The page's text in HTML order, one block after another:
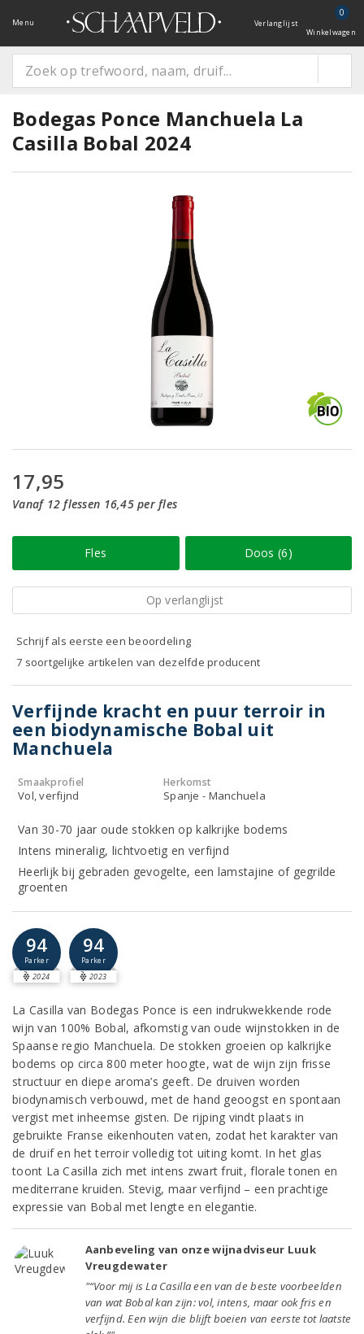
Menu Verlanglijst
0
Winkelwagen
Bodegas Ponce Manchuela La
Casilla Bobal 2024
17,95
Vanaf 12 flessen 16,45 per fles
Fles Doos (6)
Op verlanglijst
Schrijf als eerste een beoordeling
7 soortgelijke artikelen van dezelfde producent
Verfijnde kracht en puur terroir in
een biodynamische Bobal uit
Manchuela
Smaakprofiel
Vol, verfijnd
Herkomst
Spanje - Manchuela
Van 30-70 jaar oude stokken op kalkrijke bodems
Intens mineralig, lichtvoetig en verfijnd
Heerlijk bij gebraden gevogelte, een lamstajine of gegrilde
groenten
94
Parker
2024
94
Parker
2023
La Casilla van Bodegas Ponce is een indrukwekkende rode
wijn van 100% Bobal, afkomstig van oude wijnstokken in de
Spaanse regio Manchuela. De stokken groeien op kalkrijke
bodems op circa 800 meter hoogte, wat de wijn zijn frisse
structuur en diepe aroma’s geeft. De druiven worden
biodynamisch verbouwd, met de hand geoogst en spontaan
vergist met inheemse gisten. De rijping vindt plaats in
gebruikte Franse eikenhouten vaten, zodat het karakter van
de druif en het terroir volledig tot uiting komt. In het glas
toont La Casilla zich met intens zwart fruit, florale tonen en
mediterrane kruiden. Stevig, maar verfijnd – een prachtige
expressie van Bobal met lengte en elegantie.
Aanbeveling van onze wijnadviseur Luuk
Vreugdewater
"“Voor mij is La Casilla een van de beste voorbeelden
van wat Bobal kan zijn: vol, intens, maar ook fris en
verfijnd. Een wijn die blijft boeien van eerste tot laatste